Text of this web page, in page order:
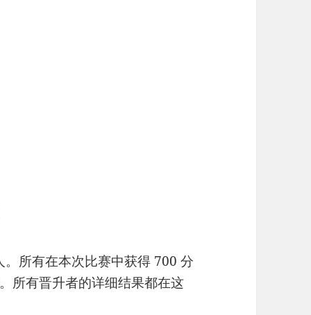
所有在本次比赛中获得 700 分
所有晋升者的详细结果都在这